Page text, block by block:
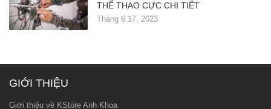
THỂ THAO CỰC CHI TIẾT
Tháng 6 17, 2023
GIỚI THIỆU
Giới thiệu về KStore Anh Khoa